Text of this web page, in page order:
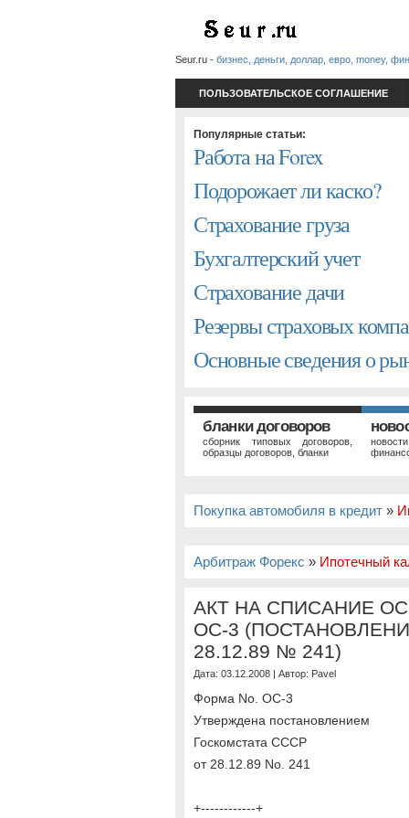
Seur.ru - бизнес, деньги, доллар, евро, money,
ПОЛЬЗОВАТЕЛЬСКОЕ СОГЛАШЕНИЕ
Популярные статьи:
Работа на Forex
Подорожает ли каско?
Страхование груза
Бухгалтерский учет
Страхование дачи
Резервы страховых
Основные сведения о
бланки договоров
сборник типовых договоров,
образцы договоров, бланки
Покупка автомобиля в кредит »
Арбитраж Форекс » Ипотечный
АКТ НА СПИСАНИЕ
ОС-3
28.12.89 № 241)
Дата: 03.12.2008 | Автор: Pavel
Форма No. ОС-3
Утверждена постановлением
Госкомстата СССР
от 28.12.89 No. 241
+------------+